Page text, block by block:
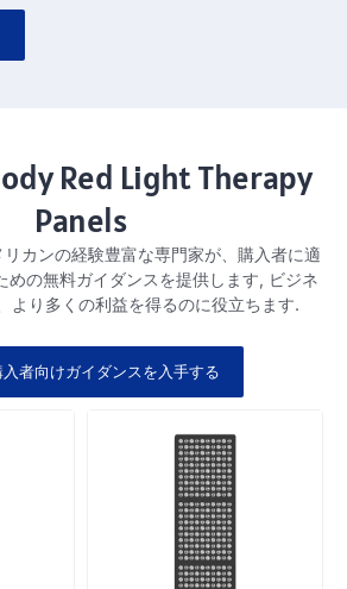
Red Light Therapy
Panels
カンの経験豊富な専門家が、購入者に適
めの無料ガイダンスを提供します, ビジネ
より多くの利益を得るのに役立ちます.
者向けガイダンスを入手する